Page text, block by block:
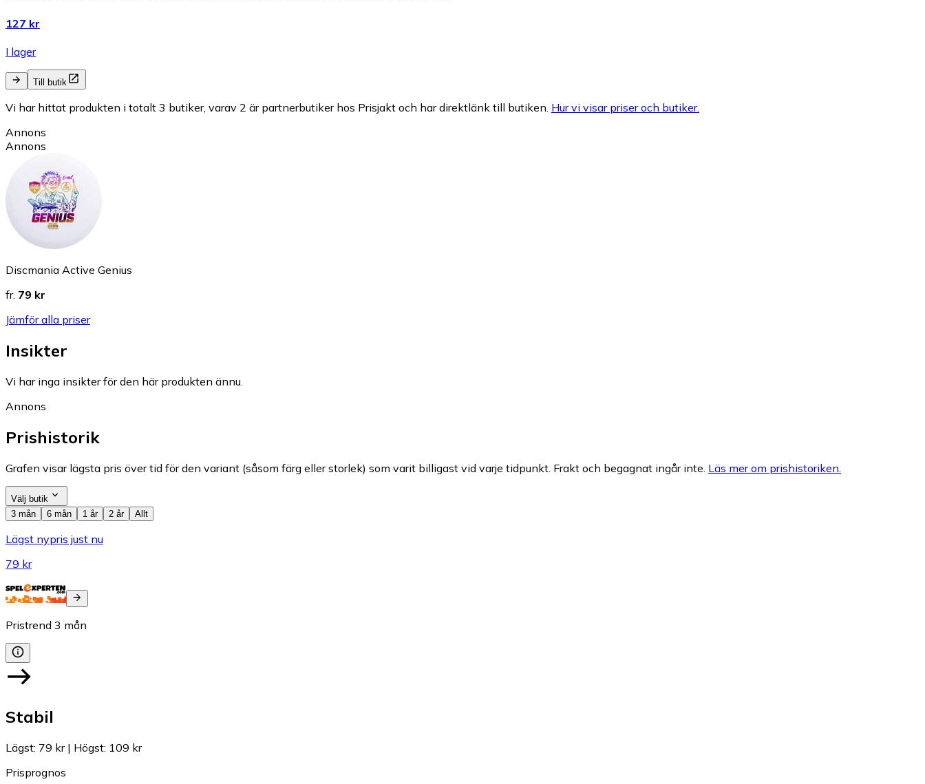
127 kr
I lager
Till butik
Vi har hittat produkten i totalt 3 butiker, varav 2 är partnerbutiker hos Prisjakt och har direktlänk till butiken. Hur vi visar priser och butiker.
Annons
Annons
Discmania Active Genius
fr. 79 kr
Jämför alla priser
Insikter
Vi har inga insikter för den här produkten ännu.
Annons
Prishistorik
Grafen visar lägsta pris över tid för den variant (såsom färg eller storlek) som varit billigast vid varje tidpunkt. Frakt och begagnat ingår inte. Läs mer om prishistoriken.
Välj butik
3 mån
6 mån 1 år 2 år Allt
Lägst nypris just nu
79 kr
Pristrend 3 mån
Stabil
Lägst: 79 kr| Högst: 109 kr
Prisprognos